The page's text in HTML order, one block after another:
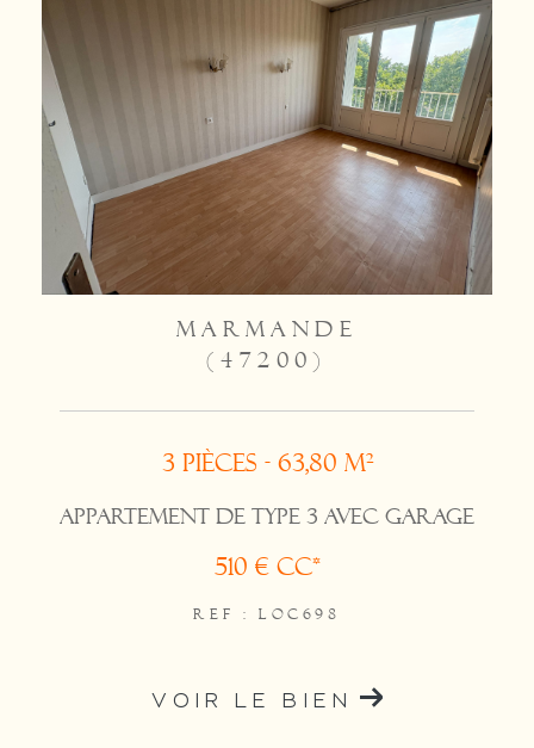
MARMANDE
(47200)
3 pièces - 63,80 m²
APPARTEMENT DE TYPE 3 AVEC GARAGE
510 € CC*
REF : LOC698
VOIR LE BIEN